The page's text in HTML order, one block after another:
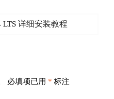
LTS 详细安装教程
必填项已用 * 标注